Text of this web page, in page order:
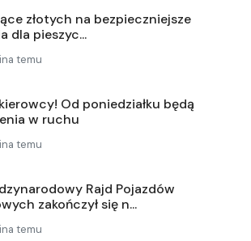
złotych na bezpieczniejsze
dla pieszyc...
temu
Od poniedziałku będą
w ruchu
temu
Rajd Pojazdów
zakończył się n...
temu